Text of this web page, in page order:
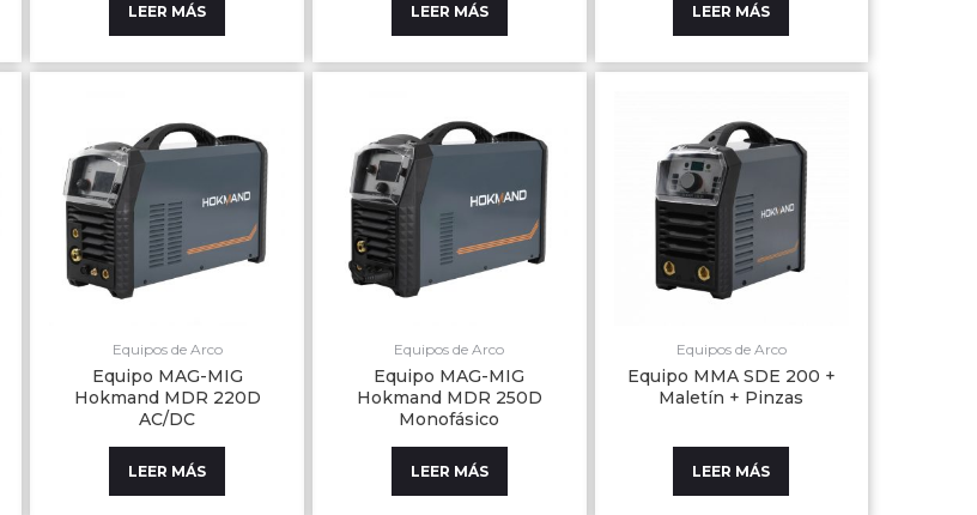
LEER MÁS LEER MÁS LEER MÁS
Equipos de Arco
Equipo MAG-MIG
Hokmand MDR 220D
AC/DC
LEER MÁS
Equipos de Arco
Equipo MAG-MIG
Hokmand MDR 250D
Monofásico
LEER MÁS
Equipos de Arco
Equipo MMA SDE 200 +
Maletín + Pinzas
LEER MÁS